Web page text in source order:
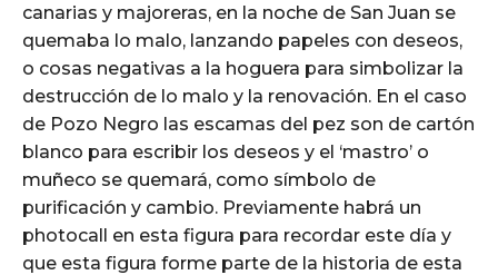
canarias y majoreras, en la noche de San Juan se
quemaba lo malo, lanzando papeles con deseos,
o cosas negativas a la hoguera para simbolizar la
destrucción de lo malo y la renovación. En el caso
de Pozo Negro las escamas del pez son de cartón
blanco para escribir los deseos y el ‘mastro’ o
muñeco se quemará, como símbolo de
purificación y cambio. Previamente habrá un
photocall en esta figura para recordar este día y
que esta figura forme parte de la historia de esta